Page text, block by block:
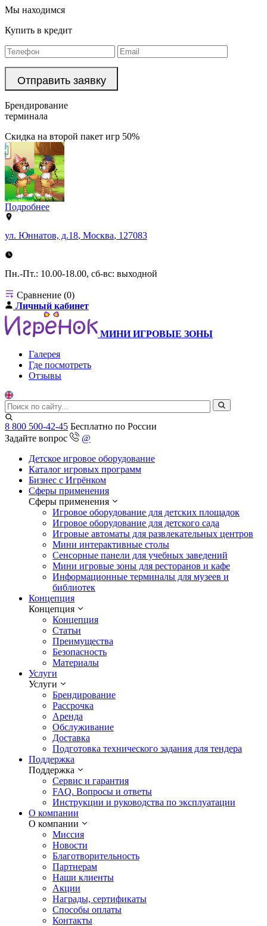
Мы находимся
Купить в кредит
Брендирование
терминала
Скидка на второй пакет игр 50%
Подробнее
ул. Юннатов, д.18, Москва, 127083
Пн.-Пт.: 10.00-18.00, сб-вс: выходной
Сравнение (0)
Личный кабинет
МИНИ ИГРОВЫЕ ЗОНЫ
Галерея
Где посмотреть
Отзывы
8 800 500-42-45 Бесплатно по России
Задайте вопрос
@
Детское игровое оборудование
Каталог игровых программ
Бизнес с Игрёнком
Сферы применения
Сферы применения
Игровое оборудование для детских площадок
Игровое оборудование для детского сада
Игровые автоматы для развлекательных центров
Мини интерактивные столы
Сенсорные панели для учебных заведений
Мини игровые зоны для ресторанов и кафе
Информационные терминалы для музеев и
библиотек
Концепция
Концепция
Концепция
Статьи
Преимущества
Безопасность
Материалы
Услуги
Услуги
Брендирование
Рассрочка
Аренда
Обслуживание
Доставка
Подготовка технического задания для тендера
Поддержка
Поддержка
Сервис и гарантия
FAQ. Вопросы и ответы
Инструкции и руководства по эксплуатации
О компании
О компании
Миссия
Новости
Благотворительность
Партнерам
Наши клиенты
Акции
Награды, сертификаты
Способы оплаты
Контакты